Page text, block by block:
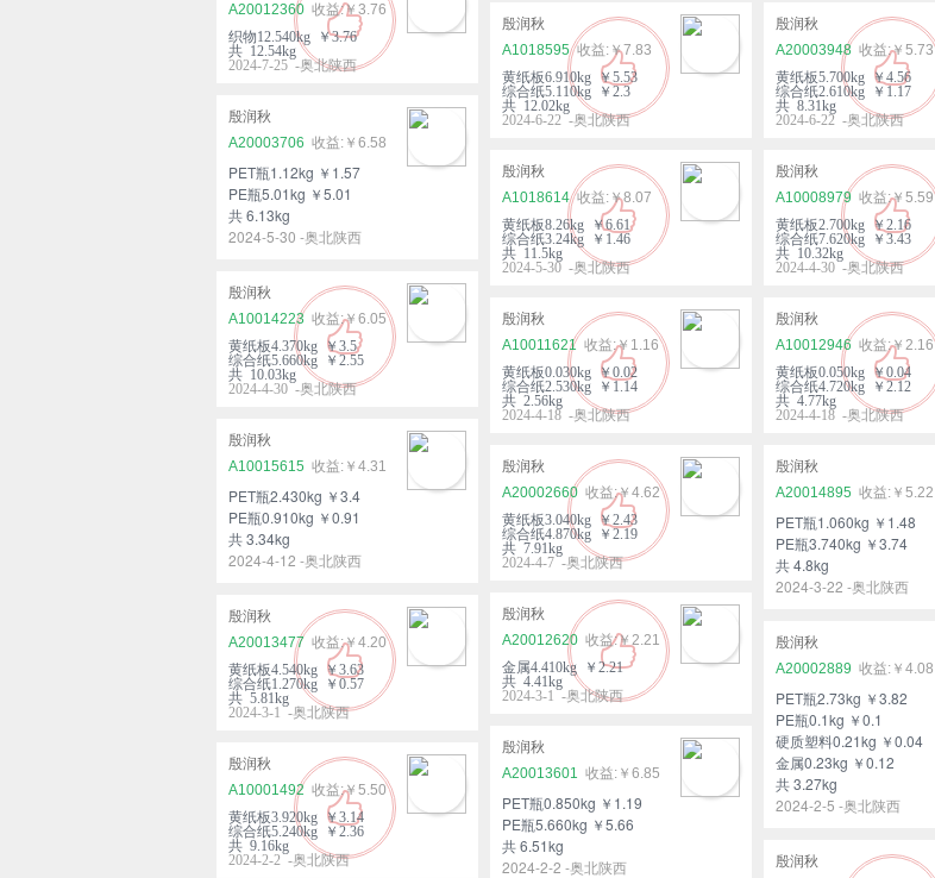
A20012360
￥3.76
织物12.540kg ￥3.76
共 12.54kg
2024-7-25 -奥北陕西
殷润秋
A1018595
￥7.83
黄纸板6.910kg ￥5.53
综合纸5.110kg ￥2.3
共 12.02kg
2024-6-22 -奥北陕西
殷润秋
A20003948
￥5.73
黄纸板5.700kg ￥4.56
综合纸2.610kg ￥1.17
共 8.31kg
2024-6-22 -奥北陕西
殷润秋
A20003706
￥6.58
PET瓶1.12kg ￥1.57
PE瓶5.01kg ￥5.01
共 6.13kg
2024-5-30 -奥北陕西
殷润秋
A1018614
￥8.07
黄纸板8.26kg ￥6.61
综合纸3.24kg ￥1.46
共 11.5kg
2024-5-30 -奥北陕西
殷润秋
A10008979
￥5.59
黄纸板2.700kg ￥2.16
综合纸7.620kg ￥3.43
共 10.32kg
2024-4-30 -奥北陕西
殷润秋
A10014223
￥6.05
黄纸板4.370kg ￥3.5
综合纸5.660kg ￥2.55
共 10.03kg
2024-4-30 -奥北陕西
殷润秋
A10011621
￥1.16
黄纸板0.030kg ￥0.02
综合纸2.530kg ￥1.14
共 2.56kg
2024-4-18 -奥北陕西
殷润秋
A10012946
￥2.16
黄纸板0.050kg ￥0.04
综合纸4.720kg ￥2.12
共 4.77kg
2024-4-18 -奥北陕西
殷润秋
A10015615
￥4.31
PET瓶2.430kg ￥3.4
PE瓶0.910kg ￥0.91
共 3.34kg
2024-4-12 -奥北陕西
殷润秋
A20002660
￥4.62
黄纸板3.040kg ￥2.43
综合纸4.870kg ￥2.19
共 7.91kg
2024-4-7 -奥北陕西
殷润秋
A20014895
￥5.22
PET瓶1.060kg ￥1.48
PE瓶3.740kg ￥3.74
共 4.8kg
2024-3-22 -奥北陕西
殷润秋
A20012620
￥2.21
金属4.410kg ￥2.21
共 4.41kg
2024-3-1 -奥北陕西
殷润秋
A20013477
￥4.20
黄纸板4.540kg ￥3.63
综合纸1.270kg ￥0.57
共 5.81kg
2024-3-1 -奥北陕西
殷润秋
A20002889
￥4.08
PET瓶2.73kg ￥3.82
PE瓶0.1kg ￥0.1
硬质塑料0.21kg ￥0.04
金属0.23kg ￥0.12
共 3.27kg
2024-2-5 -奥北陕西
殷润秋
A20013601
￥6.85
PET瓶0.850kg ￥1.19
PE瓶5.660kg ￥5.66
共 6.51kg
2024-2-2 -奥北陕西
殷润秋
A10001492
￥5.50
黄纸板3.920kg ￥3.14
综合纸5.240kg ￥2.36
共 9.16kg
2024-2-2 -奥北陕西
殷润秋